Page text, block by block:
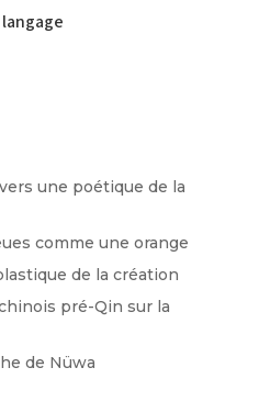
une poétique de la
comme une orange
de la création
pré-Qin sur la
de Nüwa